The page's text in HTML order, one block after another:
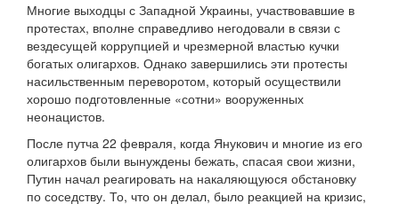
Многие выходцы с Западной Украины, участвовавшие в
протестах, вполне справедливо негодовали в связи с
вездесущей коррупцией и чрезмерной властью кучки
богатых олигархов. Однако завершились эти протесты
насильственным переворотом, который осуществили
хорошо подготовленные «сотни» вооруженных
неонацистов.
После путча 22 февраля, когда Янукович и многие из его
олигархов были вынуждены бежать, спасая свои жизни,
Путин начал реагировать на накаляющуюся обстановку
по соседству. То, что он делал, было реакцией на кризис,